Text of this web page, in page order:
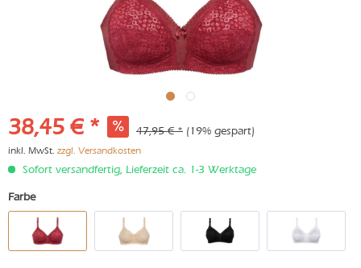
38,45 € * 47,95 € * (19% gespart)
inkl. MwSt. zzgl. Versandkosten
Sofort versandfertig, Lieferzeit ca. 1-3 Werktage
Farbe